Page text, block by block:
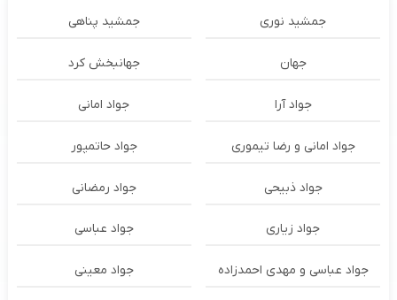
جمشید نوری جمشید پناهی
جهان جهانبخش کرد
جواد آرا جواد امانی
جواد امانی و رضا تیموری جواد حاتمپور
جواد ذبیحی جواد رمضانی
جواد زیاری جواد عباسی
جواد عباسی و مهدی احمدزاده جواد معینی